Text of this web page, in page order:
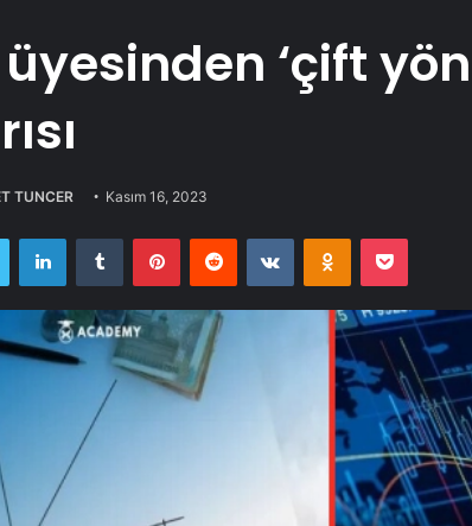
‘çift
TUNCER Kasım 16, 2023
Twitter LinkedInTumblr PinterestReddit VKontakteOdnoklassniki
Pocket